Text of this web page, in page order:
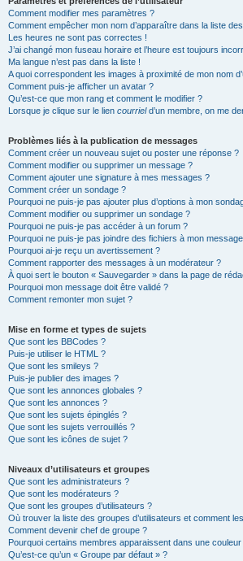
Comment modifier mes paramètres ?
Comment empêcher mon nom d’apparaître dans la liste
Les heures ne sont pas correctes !
J’ai changé mon fuseau horaire et l’heure est toujours
Ma langue n’est pas dans la liste !
A quoi correspondent les images à proximité de mon nom
Comment puis-je afficher un avatar ?
Qu’est-ce que mon rang et comment le modifier ?
Lorsque je clique sur le lien courrield’un membre, on me
Problèmes liés à la publication de messages
Comment créer un nouveau sujet ou poster une réponse ?
Comment modifier ou supprimer un message ?
Comment ajouter une signature à mes messages ?
Comment créer un sondage ?
Pourquoi ne puis-je pas ajouter plus d’options à mon
Comment modifier ou supprimer un sondage ?
Pourquoi ne puis-je pas accéder à un forum ?
Pourquoi ne puis-je pas joindre des fichiers à mon
Pourquoi ai-je reçu un avertissement ?
Comment rapporter des messages à un modérateur ?
À quoi sert le bouton « Sauvegarder » dans la page de
Pourquoi mon message doit être validé ?
Comment remonter mon sujet ?
Mise en forme et types de sujets
Que sont les BBCodes ?
Puis-je utiliser le HTML ?
Que sont les smileys ?
Puis-je publier des images ?
Que sont les annonces globales ?
Que sont les annonces ?
Que sont les sujets épinglés ?
Que sont les sujets verrouillés ?
Que sont les icônes de sujet ?
Niveaux d’utilisateurs et groupes
Que sont les administrateurs ?
Que sont les modérateurs ?
Que sont les groupes d’utilisateurs ?
Où trouver la liste des groupes d’utilisateurs et comment
Comment devenir chef de groupe ?
Pourquoi certains membres apparaissent dans une
Qu’est-ce qu’un « Groupe par défaut » ?